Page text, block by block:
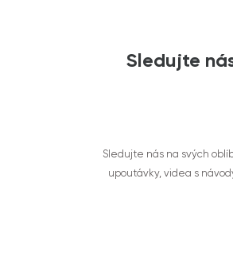
Sledujte
Sledujte nás na svých
upoutávky, videa s